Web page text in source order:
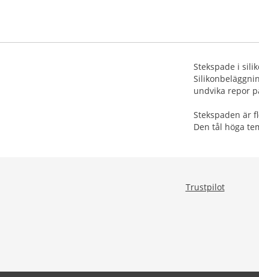
Stekspade i
undvika repor
Stekspaden är
Den tål höga
Trustpilot